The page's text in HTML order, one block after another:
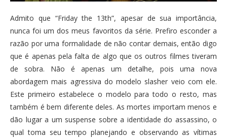
Admito que “Friday the 13th”, apesar de sua importância,
nunca foi um dos meus favoritos da série. Prefiro esconder a
razão por uma formalidade de não contar demais, então digo
que é apenas pela falta de algo que os outros filmes tiveram
de sobra. Não é apenas um detalhe, pois uma nova
abordagem mais agressiva do modelo slasher veio com ele.
Este primeiro estabelece o modelo para todo o resto, mas
também é bem diferente deles. As mortes importam menos e
dão lugar a um suspense sobre a identidade do assassino, o
qual toma seu tempo planejando e observando as vítimas